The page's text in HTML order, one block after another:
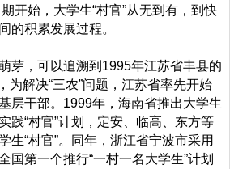
开始，大学生“村官”从无到有，到快
的积累发展过程。
芽，可以追溯到1995年江苏省丰县的
为解决“三农”问题，江苏省率先开始
层干部。1999年，海南省推出大学生
践“村官”计划，定安、临高、东方等
生“村官”。同年，浙江省宁波市采用
国第一个推行“一村一名大学生”计划